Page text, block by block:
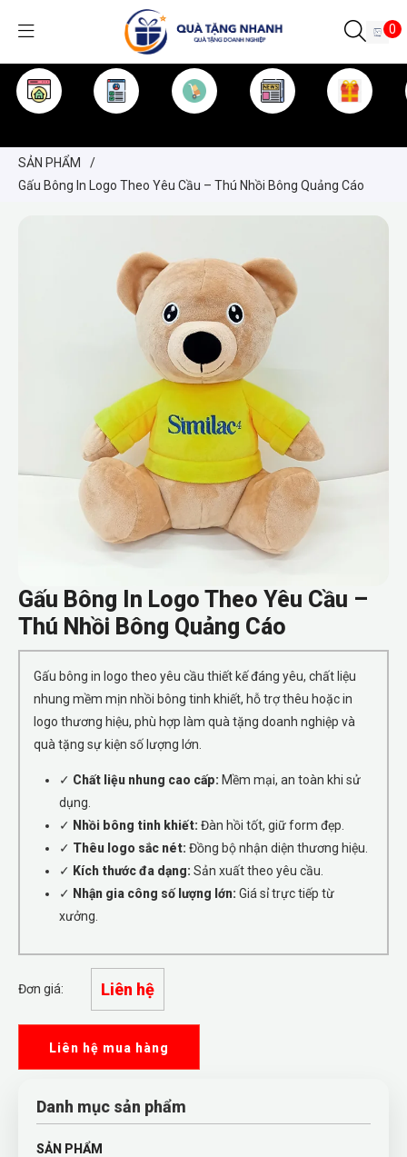
0
SẢN PHẨM
/
Gấu Bông In Logo Theo Yêu Cầu – Thú Nhồi Bông Quảng Cáo
Gấu Bông In Logo Theo Yêu Cầu –
Thú Nhồi Bông Quảng Cáo
Gấu bông in logo theo yêu cầu thiết kế đáng yêu, chất liệu
nhung mềm mịn nhồi bông tinh khiết, hỗ trợ thêu hoặc in
logo thương hiệu, phù hợp làm quà tặng doanh nghiệp và
quà tặng sự kiện số lượng lớn.
✓ Chất liệu nhung cao cấp: Mềm mại, an toàn khi sử
dụng.
✓ Nhồi bông tinh khiết: Đàn hồi tốt, giữ form đẹp.
✓ Thêu logo sắc nét: Đồng bộ nhận diện thương hiệu.
✓ Kích thước đa dạng: Sản xuất theo yêu cầu.
✓ Nhận gia công số lượng lớn: Giá sỉ trực tiếp từ
xưởng.
Đơn giá: Liên hệ
Liên hệ mua hàng
Danh mục sản phẩm
SẢN PHẨM